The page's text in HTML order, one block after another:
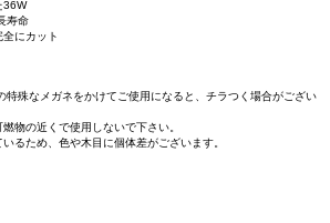
36W
寿命
全にカット
特殊なメガネをかけてご使用になると、チラつく場合がござい
燃物の近くで使用しないで下さい。
いるため、色や木目に個体差がございます。